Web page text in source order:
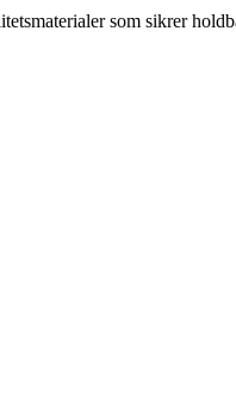
som sikrer